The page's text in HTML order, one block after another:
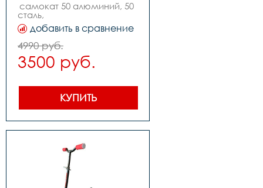
самокат 50 алюминий, 50
сталь,
,цвет: whitepink,
,колеса: 145mm pu,
,подшипники: abec-7,
,вес: 2.4kg, ,нагрузка макс:
80kg
добавить в сравнение
4990 руб.
3500 руб.
КУПИТЬ